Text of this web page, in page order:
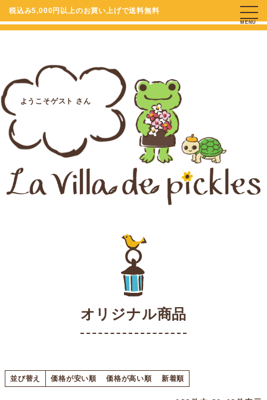
税込み5,000円以上のお買い上げで送料無料
ようこそゲスト さん
MENU
オリジナル商品
並び替え 価格が安い順 価格が高い順 新着順